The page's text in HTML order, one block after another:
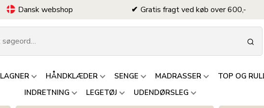
Dansk webshop Gratis fragt ved køb over 600,-
LAGNER HÅNDKLÆDER SENGE MADRASSER TOP OG
INDRETNING
LEGETØJ UDENDØRSLEG